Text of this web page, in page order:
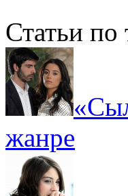
Статьи по
жанре